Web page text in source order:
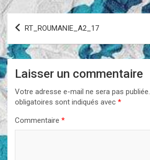
Navigation
l’article
RT_ROUMANIE_A2_17
Laisser un commentaire
Votre adresse e-mail ne sera pas publiée.
obligatoires sont indiqués avec *
Commentaire *